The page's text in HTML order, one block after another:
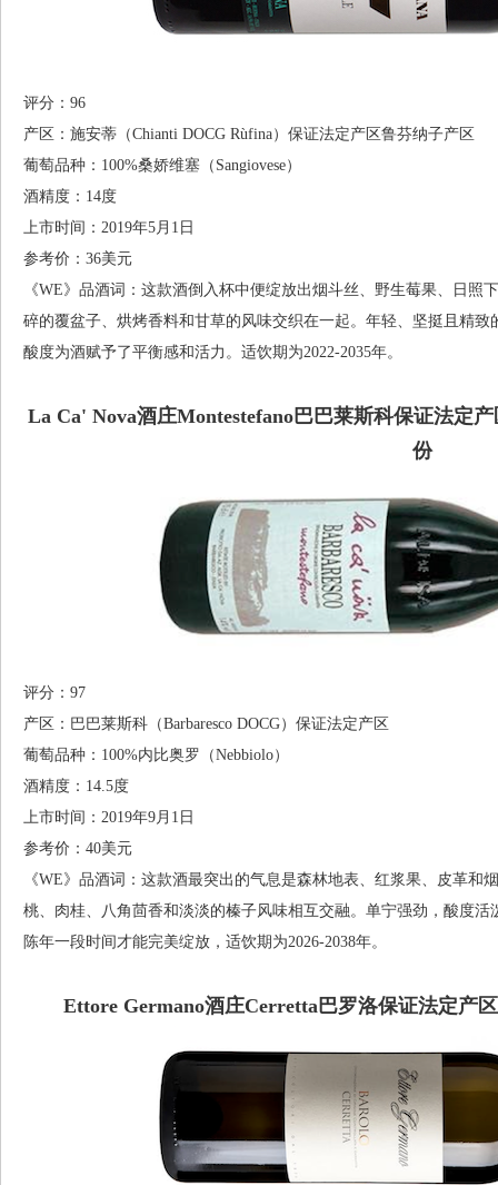
评分：96
产区：施安蒂（Chianti DOCG Rùfina）保证法定产区鲁芬纳子产区
葡萄品种：100%桑娇维塞（Sangiovese）
酒精度：14度
上市时间：2019年5月1日
参考价：36美元
《WE》品酒词：这款酒倒入杯中便绽放出烟斗丝、野生莓果、日照
碎的覆盆子、烘烤香料和甘草的风味交织在一起。年轻、坚挺且精
酸度为酒赋予了平衡感和活力。适饮期为2022-2035年。
La Ca' Nova酒庄Montestefano巴巴莱斯科保证法定
份
评分：97
产区：巴巴莱斯科（Barbaresco DOCG）保证法定产区
葡萄品种：100%内比奥罗（Nebbiolo）
酒精度：14.5度
上市时间：2019年9月1日
参考价：40美元
《WE》品酒词：这款酒最突出的气息是森林地表、红浆果、皮革和
桃、肉桂、八角茴香和淡淡的榛子风味相互交融。单宁强劲，酸度
陈年一段时间才能完美绽放，适饮期为2026-2038年。
Ettore Germano酒庄Cerretta巴罗洛保证法定产